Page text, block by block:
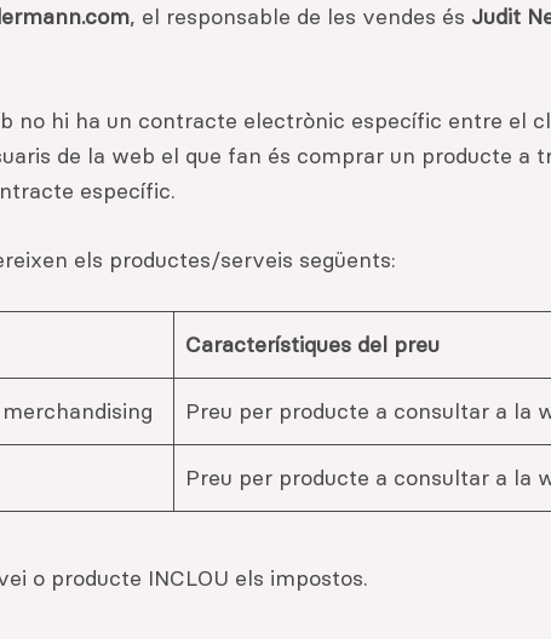
, el responsable de les vendes és Judit
no hi ha un contracte electrònic específic entre el
de la web el que fan és comprar un producte a
específic.
els productes/serveis següents:
Característiques del preu
Preu per producte a consultar a la
Preu per producte a consultar a la
o producte INCLOU els impostos.